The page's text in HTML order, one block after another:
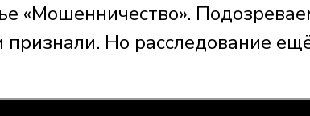
«Мошенничество».
признали. Но расследование